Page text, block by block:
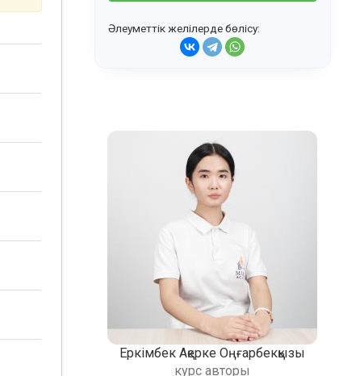
Әлеуметтік желілерде бөлісу:
Еркімбек Ақерке Оңғарбекқызы
курс авторы